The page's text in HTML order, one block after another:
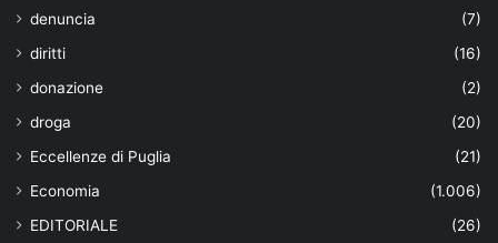
denuncia
(7)
diritti
(16)
donazione
(2)
droga
(20)
Eccellenze di Puglia
(21)
Economia
(1.006)
EDITORIALE
(26)